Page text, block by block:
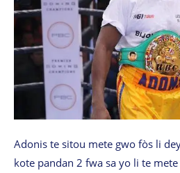
Adonis te sitou mete gwo fòs li
kote pandan 2 fwa sa yo li te